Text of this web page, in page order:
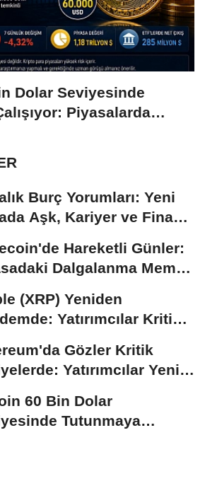
Dolar Seviyesinde
Piyasalarda
Burç Yorumları: Yeni
Aşk, Kariyer ve Finans
Hareketli Günler:
Dalgalanma Meme
(XRP) Yeniden
Yatırımcılar Kritik
Gözler Kritik
Yatırımcılar Yeni
60 Bin Dolar
Tutunmaya